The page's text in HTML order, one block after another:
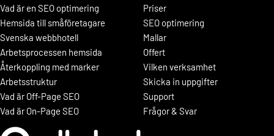
Vad är en SEO optimering
Hemsida till småföretagare
Svenska webbhotell
Arbetsprocessen hemsida
Återkoppling med marker
Arbetsstruktur
Vad är Off-Page SEO
Vad är On-Page SEO
Priser
SEO optimering
Mallar
Offert
Vilken verksamhet
Skicka in uppgifter
Support
Frågor & Svar